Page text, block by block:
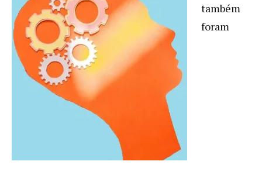
também
foram